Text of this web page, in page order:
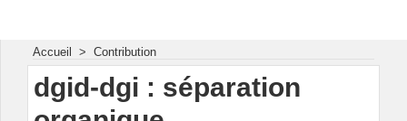
Accueil > Contribution
dgid-dgi : séparation